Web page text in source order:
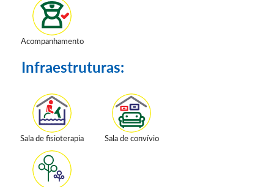
Acompanhamento
Infraestruturas:
Sala de fisioterapia Sala de convívio